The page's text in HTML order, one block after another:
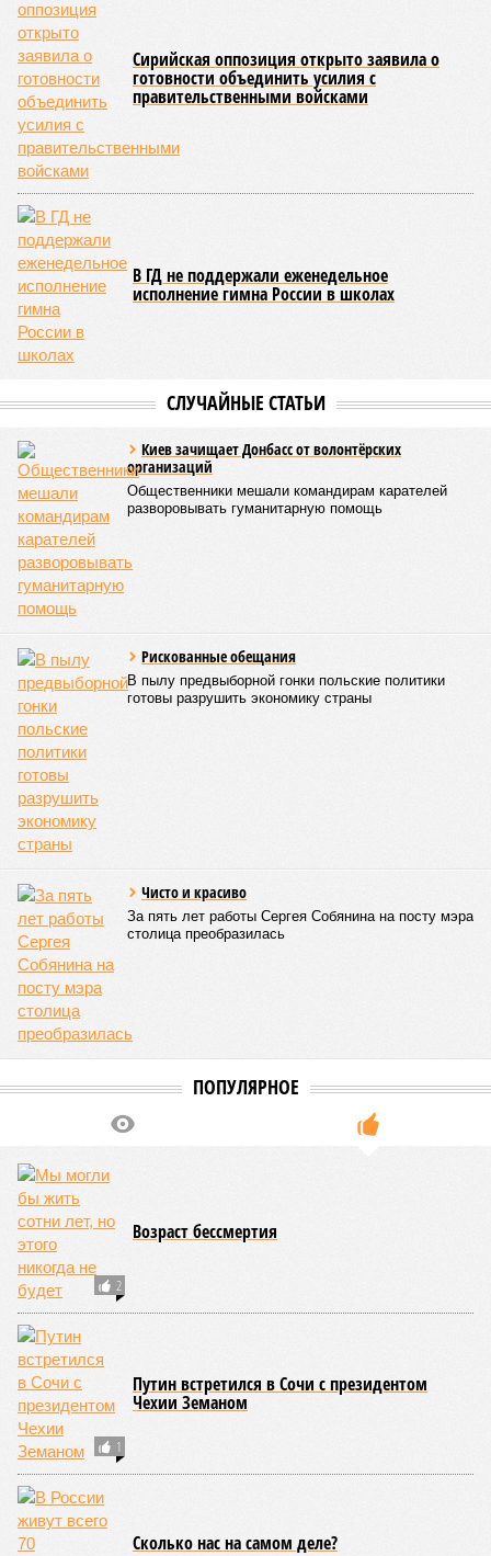
Сирийская оппозиция открыто заявила о
готовности объединить усилия с
правительственными войсками
В ГД не поддержали еженедельное
исполнение гимна России в школах
СЛУЧАЙНЫЕ СТАТЬИ
Киев зачищает Донбасс от волонтёрских
организаций
Общественники мешали командирам карателей
разворовывать гуманитарную помощь
Рискованные обещания
В пылу предвыборной гонки польские политики
готовы разрушить экономику страны
Чисто и красиво
За пять лет работы Сергея Собянина на посту мэра
столица преобразилась
ПОПУЛЯРНОЕ
2
Возраст бессмертия
1
Путин встретился в Сочи с президентом
Чехии Земаном
Сколько нас на самом деле?